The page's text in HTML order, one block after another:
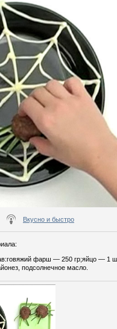
Вкусно и быстро
:
фарш — 250 гр;яйцо — 1
подсолнечное масло.